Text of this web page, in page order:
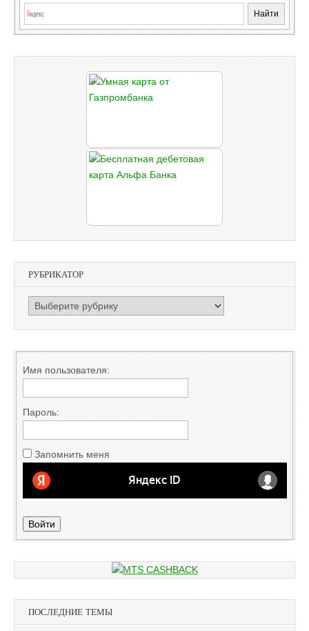
РУБРИКАТОР
РУБРИКАТОР
Имя пользователя:
Пароль:
Запомнить меня
Войти
ПОСЛЕДНИЕ ТЕМЫ